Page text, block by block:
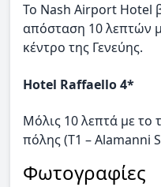
Το Nash Airport Hotel
απόσταση 10 λεπτών
κέντρο της Γενεύης.
Hotel Raffaello 4*
Μόλις 10 λεπτά με το
πόλης (Τ1 – Alamanni
Φωτογραφίες